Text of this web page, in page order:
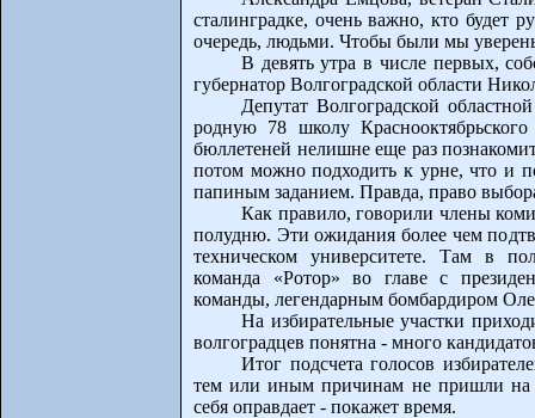
сталинградке, очень важно, кто будет
очередь, людьми. Чтобы были мы
В девять утра в числе первых,
губернатор Волгоградской области
Депутат Волгоградской
родную 78 школу
бюллетеней нелишне еще раз
потом можно подходить к урне, что и
папиным заданием. Правда, право
Как правило, говорили члены
полудню. Эти ожидания более чем
техническом университете. Там в
команда «Ротор» во главе с
команды, легендарным бомбардиром
На избирательные участки
волгоградцев понятна - много
Итог подсчета голосов
тем или иным причинам не пришли на
себя оправдает - покажет время.